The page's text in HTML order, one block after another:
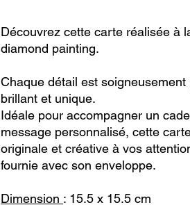
Découvrez cette carte réalisée à
diamond painting.
Chaque détail est
brillant et unique.
Idéale pour accompagner un
message personnalisé, cette
originale et créative à vos
fournie avec son enveloppe.
Dimension : 15.5 x 15.5 cm